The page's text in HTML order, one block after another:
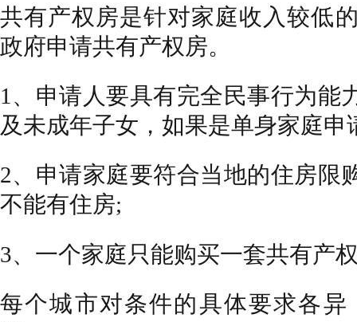
共有产权房是针对家庭收入较低
政府申请共有产权房。
1、申请人要具有完全民事行为能
及未成年子女，如果是单身家庭
2、申请家庭要符合当地的住房限
不能有住房;
3、一个家庭只能购买一套共有产
每个城市对条件的具体要求各